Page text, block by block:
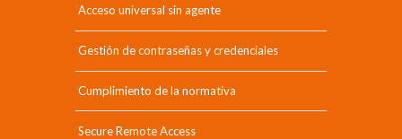
Acceso universal sin agente
Gestión de contraseñas y credenciales
Cumplimiento de la normativa
Secure Remote Access